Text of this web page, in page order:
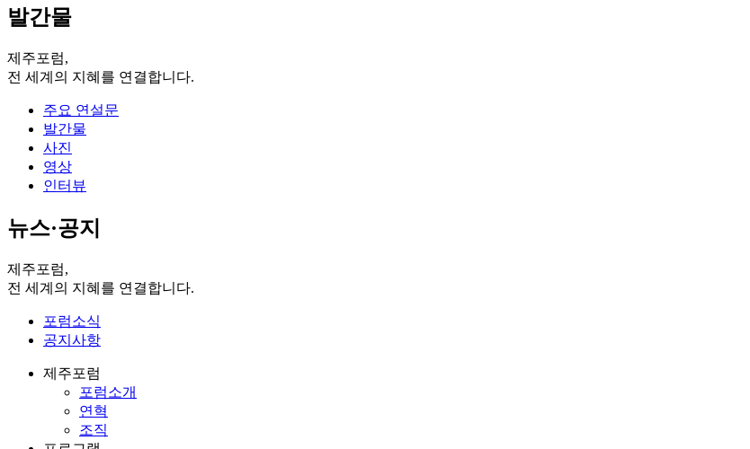
발간물
제주포럼,
전 세계의 지혜를 연결합니다.
주요 연설문
발간물
사진
영상
인터뷰
뉴스·공지
제주포럼,
전 세계의 지혜를 연결합니다.
포럼소식
공지사항
제주포럼
포럼소개
연혁
조직